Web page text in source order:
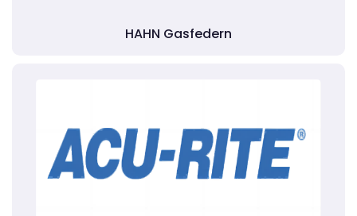
HAHN Gasfedern